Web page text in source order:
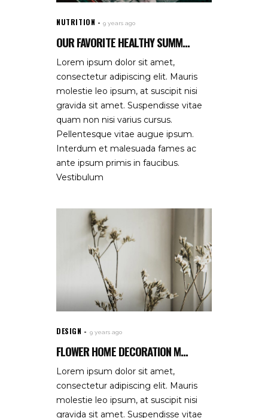
NUTRITION 9 years ago
OUR FAVORITE HEALTHY SUMM...
Lorem ipsum dolor sit amet,
consectetur adipiscing elit. Mauris
molestie leo ipsum, at suscipit nisi
gravida sit amet. Suspendisse vitae
quam non nisi varius cursus.
Pellentesque vitae augue ipsum.
Interdum et malesuada fames ac
ante ipsum primis in faucibus.
Vestibulum
DESIGN 9 years ago
FLOWER HOME DECORATION M...
Lorem ipsum dolor sit amet,
consectetur adipiscing elit. Mauris
molestie leo ipsum, at suscipit nisi
gravida sit amet. Suspendisse vitae